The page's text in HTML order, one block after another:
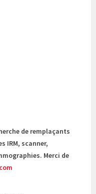
de remplaçants
IRM, scanner,
Merci de